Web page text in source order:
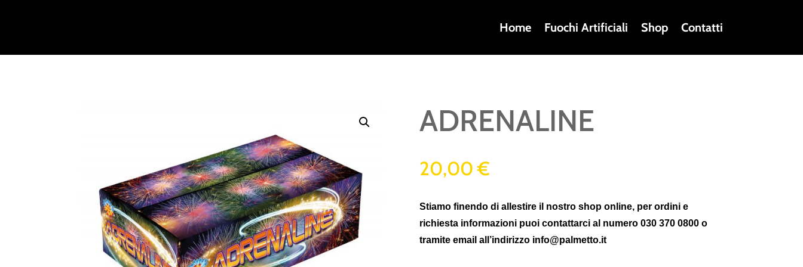
Home Fuochi Artificiali Shop Contatti
ADRENALINE
20,00€
Stiamo finendo di allestire il nostro shop online, per ordini e
richiesta informazioni puoi contattarci al numero 030 370 0800 o
tramite email all’indirizzo info@palmetto.it